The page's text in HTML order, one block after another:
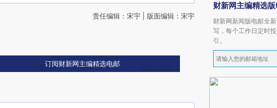
责任编辑：宋宇 | 版面编辑：宋宇
订阅财新网主编精选电邮
财新网主编精选
财新网新闻版电邮全
写，每个工作日定时
引。